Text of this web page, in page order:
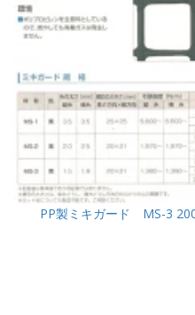
PP製ミキガード MS-3